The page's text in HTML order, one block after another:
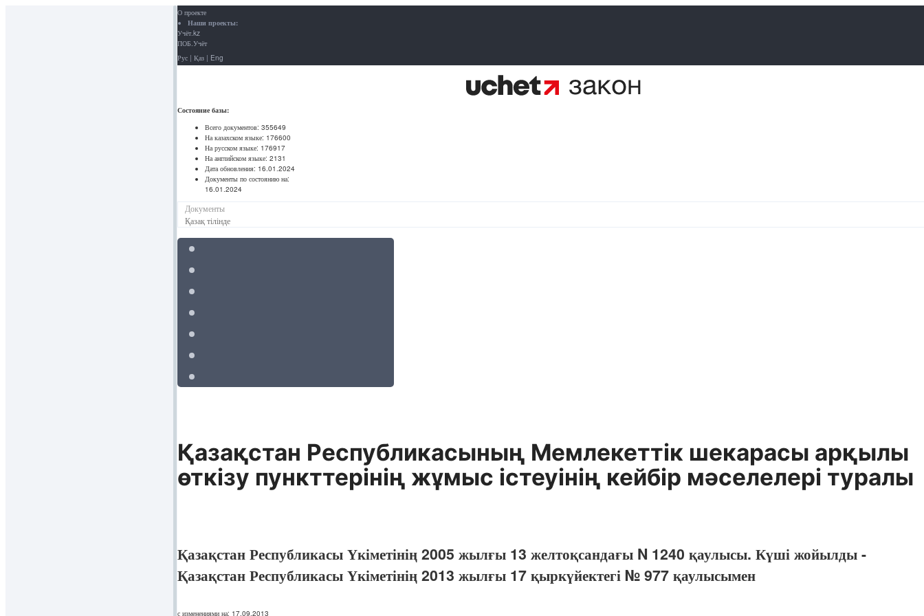
О проекте
Наши проекты:
Учёт.kz
ПОБ.Учёт
Рус | Қаз | Eng
Состояние базы:
Всего документов: 355649
На казахском языке: 176600
На русском языке: 176917
На английском языке: 2131
Дата обновления: 16.01.2024
Документы по состоянию на:
16.01.2024
Документы
Қазақ тілінде
Қазақстан Республикасының Мемлекеттік шекарасы арқылы
өткізу пункттерінің жұмыс істеуінің кейбір мәселелері туралы
Қазақстан Республикасы Үкіметінің 2005 жылғы 13 желтоқсандағы N 1240 қаулысы. Күші жойылды -
Қазақстан Республикасы Үкіметінің 2013 жылғы 17 қыркүйектегі № 977 қаулысымен
с изменениями на: 17.09.2013